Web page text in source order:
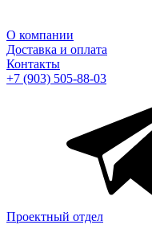
О компании
Доставка и оплата
Контакты
+7 (903) 505-88-03
Проектный отдел